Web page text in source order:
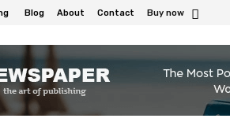
Blog About Contact Buy now